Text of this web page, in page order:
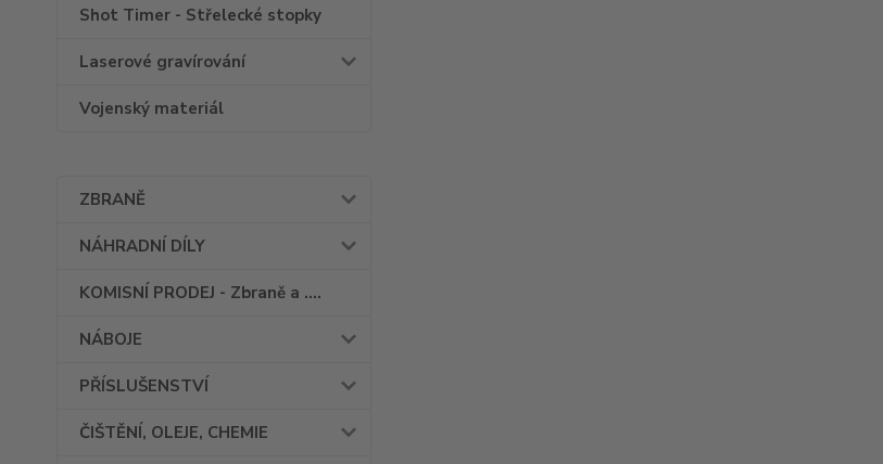
Shot Timer - Střelecké stopky
Laserové gravírování
Vojenský materiál
ZBRANĚ
NÁHRADNÍ DÍLY
KOMISNÍ PRODEJ - Zbraně a ....
NÁBOJE
PŘÍSLUŠENSTVÍ
ČIŠTĚNÍ, OLEJE, CHEMIE